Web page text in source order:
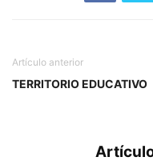
Artículo anterior
TERRITORIO EDUCATIVO